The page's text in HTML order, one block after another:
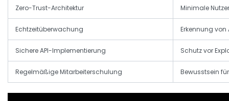
Zero-Trust-Architektur Minimale
Echtzeitüberwachung Erkennung
Sichere API-Implementierung Schutz vor
Regelmäßige Mitarbeiterschulung Bewusstsein